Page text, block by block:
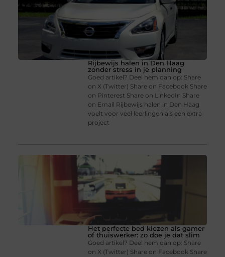
Rijbewijs halen in Den Haag
zonder stress in je planning
Goed artikel? Deel hem dan op: Share
on X (Twitter) Share on Facebook Share
on Pinterest Share on LinkedIn Share
on Email Rijbewijs halen in Den Haag
voelt voor veel leerlingen als een extra
project
Het perfecte bed kiezen als gamer
of thuiswerker: zo doe je dat slim
Goed artikel? Deel hem dan op: Share
on X (Twitter) Share on Facebook Share